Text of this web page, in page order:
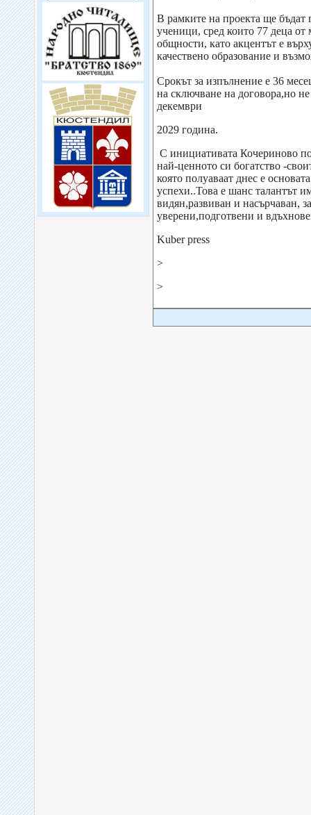
В рамките на проекта ще бъдат
ученици, сред които 77 деца от
общности, като акцентът е
качествено образование и
Срокът за изпълнение е 36
на сключване на договора,но
декември
2029 година.
С инициативата Кочериново
най-ценното си богатство -
която полуаваат днес е
успехи..Това е шанс талантът
видян,развиван и насърчаван,
уверени,подготвени и
Kuber press
>
>